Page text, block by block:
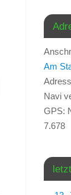
Am
Navi
GPS:
7.678